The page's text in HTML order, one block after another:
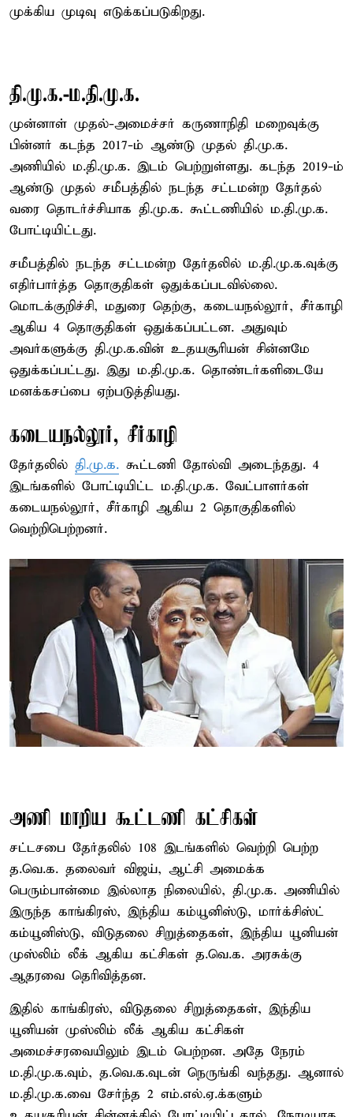
முக்கிய முடிவு எடுக்கப்படுகிறது.
தி.மு.க.-ம.தி.மு.க.
முன்னாள் முதல்-அமைச்சர் கருணாநிதி மறைவுக்கு
பின்னர் கடந்த 2017-ம் ஆண்டு முதல் தி.மு.க.
அணியில் ம.தி.மு.க. இடம் பெற்றுள்ளது. கடந்த 2019-ம்
ஆண்டு முதல் சமீபத்தில் நடந்த சட்டமன்ற தேர்தல்
வரை தொடர்ச்சியாக தி.மு.க. கூட்டணியில் ம.தி.மு.க.
போட்டியிட்டது.
சமீபத்தில் நடந்த சட்டமன்ற தேர்தலில் ம.தி.மு.க.வுக்கு
எதிர்பார்த்த தொகுதிகள் ஒதுக்கப்படவில்லை.
மொடக்குறிச்சி, மதுரை தெற்கு, கடையநல்லூர், சீர்காழி
ஆகிய 4 தொகுதிகள் ஒதுக்கப்பட்டன. அதுவும்
அவர்களுக்கு தி.மு.க.வின் உதயசூரியன் சின்னமே
ஒதுக்கப்பட்டது. இது ம.தி.மு.க. தொண்டர்களிடையே
மனக்கசப்பை ஏற்படுத்தியது.
கடையநல்லூர், சீர்காழி
தேர்தலில் தி.மு.க. கூட்டணி தோல்வி அடைந்தது. 4
இடங்களில் போட்டியிட்ட ம.தி.மு.க. வேட்பாளர்கள்
கடையநல்லூர், சீர்காழி ஆகிய 2 தொகுதிகளில்
வெற்றிபெற்றனர்.
அணி மாறிய கூட்டணி கட்சிகள்
சட்டசபை தேர்தலில் 108 இடங்களில் வெற்றி பெற்ற
த.வெ.க. தலைவர் விஜய், ஆட்சி அமைக்க
பெரும்பான்மை இல்லாத நிலையில், தி.மு.க. அணியில்
இருந்த காங்கிரஸ், இந்திய கம்யூனிஸ்டு, மார்க்சிஸ்ட்
கம்யூனிஸ்டு, விடுதலை சிறுத்தைகள், இந்திய யூனியன்
முஸ்லிம் லீக் ஆகிய கட்சிகள் த.வெ.க. அரசுக்கு
ஆதரவை தெரிவித்தன.
இதில் காங்கிரஸ், விடுதலை சிறுத்தைகள், இந்திய
யூனியன் முஸ்லிம் லீக் ஆகிய கட்சிகள்
அமைச்சரவையிலும் இடம் பெற்றன. அதே நேரம்
ம.தி.மு.க.வும், த.வெ.க.வுடன் நெருங்கி வந்தது. ஆனால்
ம.தி.மு.க.வை சேர்ந்த 2 எம்.எல்.ஏ.க்களும்